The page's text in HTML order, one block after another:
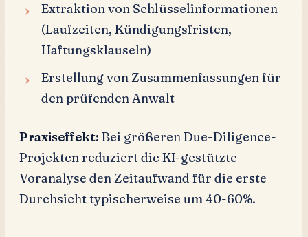
Extraktion von Schlüsselinformationen
(Laufzeiten, Kündigungsfristen,
Haftungsklauseln)
Erstellung von Zusammenfassungen für
den prüfenden Anwalt
Praxiseffekt: Bei größeren Due-Diligence-
Projekten reduziert die KI-gestützte
Voranalyse den Zeitaufwand für die erste
Durchsicht typischerweise um 40-60%.